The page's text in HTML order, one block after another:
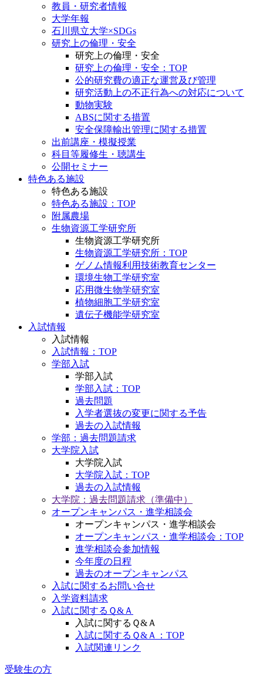
教員・研究者情報
大学年報
石川県立大学×SDGs
研究上の倫理・安全
研究上の倫理・安全
研究上の倫理・安全：TOP
公的研究費の適正な運営及び管理
研究活動上の不正行為への対応について
動物実験
ABSに関する措置
安全保障輸出管理に関する措置
出前講座・模擬授業
科目等履修生・聴講生
公開セミナー
特色ある施設
特色ある施設
特色ある施設：TOP
附属農場
生物資源工学研究所
生物資源工学研究所
生物資源工学研究所：TOP
ゲノム情報利用技術教育センター
環境生物工学研究室
応用微生物学研究室
植物細胞工学研究室
遺伝子機能学研究室
入試情報
入試情報
入試情報：TOP
学部入試
学部入試
学部入試：TOP
過去問題
入学者選抜の変更に関する予告
過去の入試情報
学部：過去問題請求
大学院入試
大学院入試
大学院入試：TOP
過去の入試情報
大学院：過去問題請求（準備中）
オープンキャンパス・進学相談会
オープンキャンパス・進学相談会
オープンキャンパス・進学相談会：TOP
進学相談会参加情報
今年度の日程
過去のオープンキャンパス
入試に関するお問い合せ
入学資料請求
入試に関するＱ&Ａ
入試に関するＱ&Ａ
入試に関するＱ&Ａ：TOP
入試関連リンク
受験生の方